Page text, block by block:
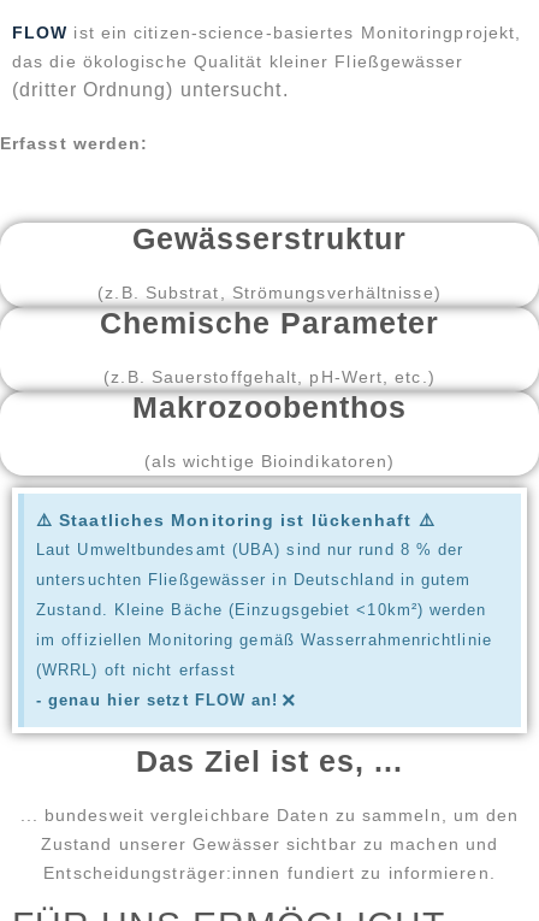
FLOW ist ein citizen-science-basiertes Monitoringprojekt,
das die ökologische Qualität kleiner Fließgewässer
(dritter Ordnung) untersucht.
Erfasst werden:
Gewässerstruktur
(z.B. Substrat, Strömungsverhältnisse)
Chemische Parameter
(z.B. Sauerstoffgehalt, pH-Wert, etc.)
Makrozoobenthos
(als wichtige Bioindikatoren)
⚠️ Staatliches Monitoring ist lückenhaft ⚠️
Laut Umweltbundesamt (UBA) sind nur rund 8 % der
untersuchten Fließgewässer in Deutschland in gutem
Zustand. Kleine Bäche (Einzugsgebiet <10km²) werden
im offiziellen Monitoring gemäß Wasserrahmenrichtlinie
(WRRL) oft nicht erfasst
- genau hier setzt FLOW an! ×
Das Ziel ist es, ...
... bundesweit vergleichbare Daten zu sammeln, um den
Zustand unserer Gewässer sichtbar zu machen und
Entscheidungsträger:innen fundiert zu informieren.